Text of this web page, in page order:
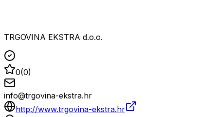
TRGOVINA EKSTRA d.o.o.
0(0)
info@trgovina-ekstra.hr
http://www.trgovina-ekstra.hr